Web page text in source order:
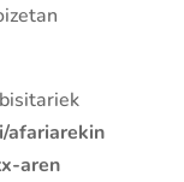
afariarekin
aren